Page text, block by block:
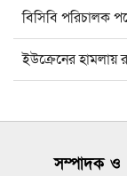
বিসিবি পরিচালক
ইউক্রেনের হামলায়
সম্পাদক ও